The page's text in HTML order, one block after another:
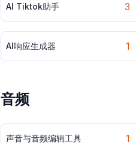
AI Tiktok助手 3
AI响应生成器 1
音频
声音与音频编辑工具 1